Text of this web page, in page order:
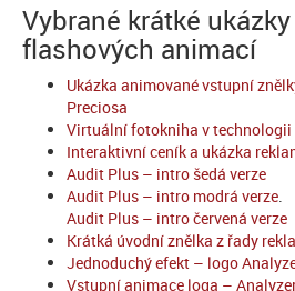
Vybrané krátké
flashových animací
Ukázka animované vstupní
Preciosa
Virtuální fotokniha v
Interaktivní ceník a ukázka
Audit Plus – intro šedá verze
Audit Plus – intro modrá verze
Audit Plus – intro červená verze
Krátká úvodní znělka z řady
Jednoduchý efekt – logo
Vstupní animace loga –